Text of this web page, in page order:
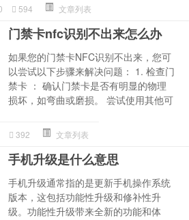
594 文章列表
门禁卡nfc识别不出来怎么办
如果您的门禁卡NFC识别不出来，您可
以尝试以下步骤来解决问题： 1. 检查门
禁卡 ： 确认门禁卡是否有明显的物理
损坏，如弯曲或磨损。 尝试使用其他可
392 文章列表
手机升级是什么意思
手机升级通常指的是更新手机操作系统
版本，这包括功能性升级和修补性升
级。功能性升级带来全新的功能和体